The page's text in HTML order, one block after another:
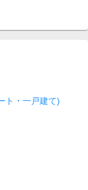
ト・一戸建て)